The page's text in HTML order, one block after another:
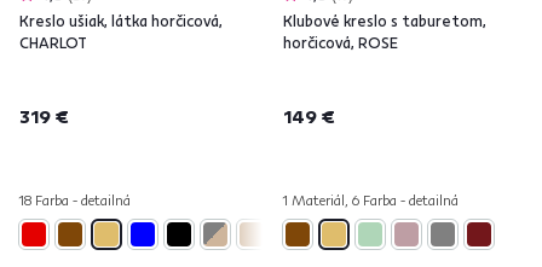
Kreslo ušiak, látka horčicová,
CHARLOT
319 €
18 Farba - detailná
Klubové kreslo s taburetom,
horčicová, ROSE
149 €
1 Materiál, 6 Farba - detailná